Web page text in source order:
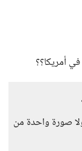
أمريكا؟؟
صورة واحدة من